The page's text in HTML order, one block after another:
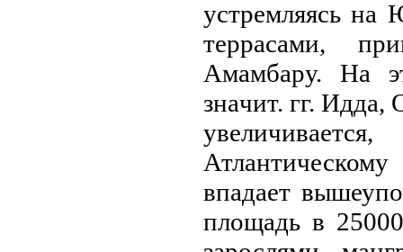
устремляясь нa
террасами,
Амамбару. На
знaчит. гг.
впадает
площадь в